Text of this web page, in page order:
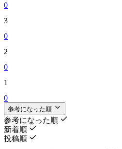
0
3
0
2
0
1
0
参考になった順
参考になった順
新着順
投稿順